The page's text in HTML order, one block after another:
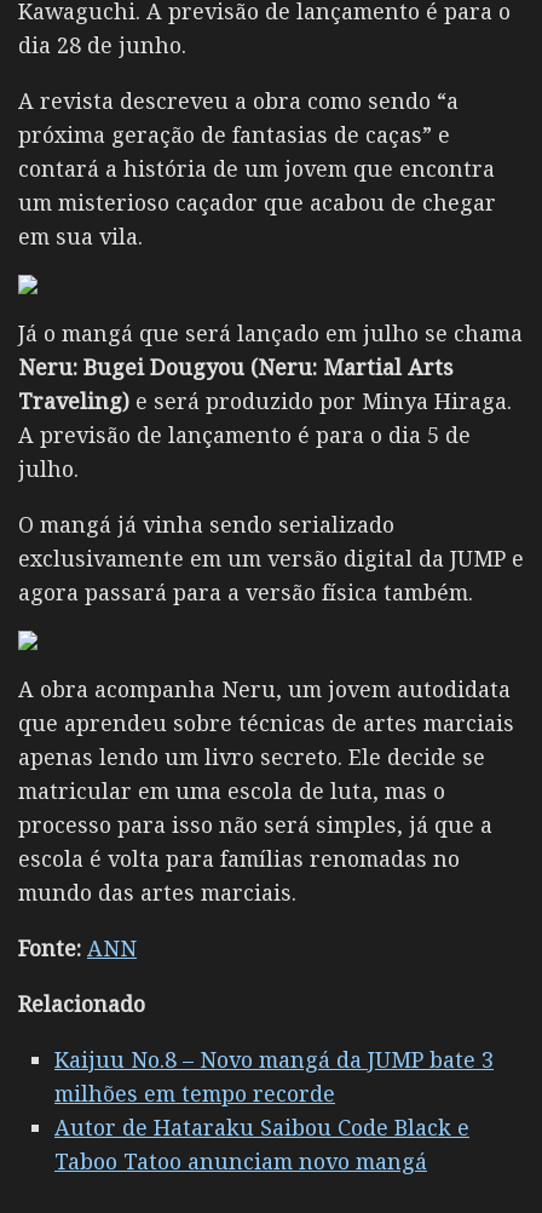
Kawaguchi. A previsão de lançamento é para o
dia 28 de junho.
A revista descreveu a obra como sendo “a
próxima geração de fantasias de caças” e
contará a história de um jovem que encontra
um misterioso caçador que acabou de chegar
em sua vila.
Já o mangá que será lançado em julho se chama
Neru: Bugei Dougyou (Neru: Martial Arts
Traveling) e será produzido por Minya Hiraga.
A previsão de lançamento é para o dia 5 de
julho.
O mangá já vinha sendo serializado
exclusivamente em um versão digital da JUMP e
agora passará para a versão física também.
A obra acompanha Neru, um jovem autodidata
que aprendeu sobre técnicas de artes marciais
apenas lendo um livro secreto. Ele decide se
matricular em uma escola de luta, mas o
processo para isso não será simples, já que a
escola é volta para famílias renomadas no
mundo das artes marciais.
Fonte: ANN
Relacionado
Kaijuu No.8 – Novo mangá da JUMP bate 3
milhões em tempo recorde
Autor de Hataraku Saibou Code Black e
Taboo Tatoo anunciam novo mangá